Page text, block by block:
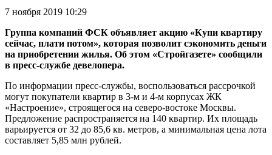
7 ноября 2019 10:29
Группа компаний ФСК объявляет акцию «Купи квартиру
сейчас, плати потом», которая позволит сэкономить деньги
на приобретении жилья. Об этом «Стройгазете» сообщили
в пресс-службе девелопера.
По информации пресс-службы, воспользоваться рассрочкой
могут покупатели квартир в 3-м и 4-м корпусах ЖК
«Настроение», строящегося на северо-востоке Москвы.
Предложение распространяется на 140 квартир. Их площадь
варьируется от 32 до 85,6 кв. метров, а минимальная цена лота
составляет 5,85 млн рублей.